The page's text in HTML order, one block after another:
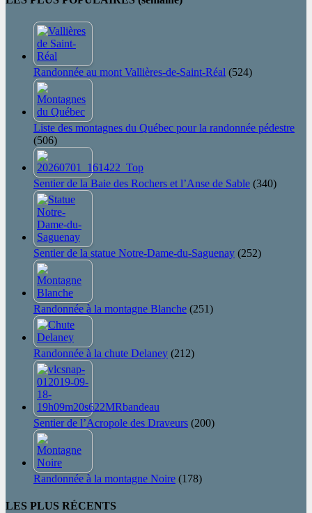
Randonnée au mont Vallières-de-Saint-Réal (524)
Liste des montagnes du Québec pour la randonnée pédestre
(506)
Sentier de la Baie des Rochers et l’Anse de Sable (340)
Sentier de la statue Notre-Dame-du-Saguenay (252)
Randonnée à la montagne Blanche (251)
Randonnée à la chute Delaney (212)
Sentier de l’Acropole des Draveurs (200)
Randonnée à la montagne Noire (178)
LES PLUS RÉCENTS